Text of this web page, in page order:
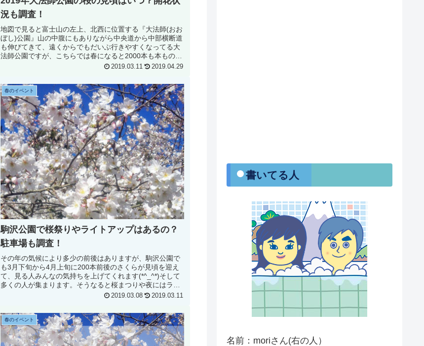
況も調査！
地図で見ると富士山の左上、北西に位置する『大法師(おお
ぼし)公園』山の中腹にもありながら中央道から中部横断道
も伸びてきて、遠くからでもだいぶ行きやすくなってる大
法師公園ですが、こちらでは春になると2000本も本もの桜
2019.03.11 2019.04.29
春のイベント
駒沢公園で桜祭りやライトアップはあるの？
駐車場も調査！
その年の気候により多少の前後はありますが、駒沢公園で
も3月下旬から4月上旬に200本前後のさくらが見頃を迎え
て、見る人みんなの気持ちを上げてくれます(*^_^*)そして
多くの人が集まります。そうなると桜まつりや夜にはライ
2019.03.08 2019.03.11
春のイベント
・書いてる人
名前：moriさん(右の人）